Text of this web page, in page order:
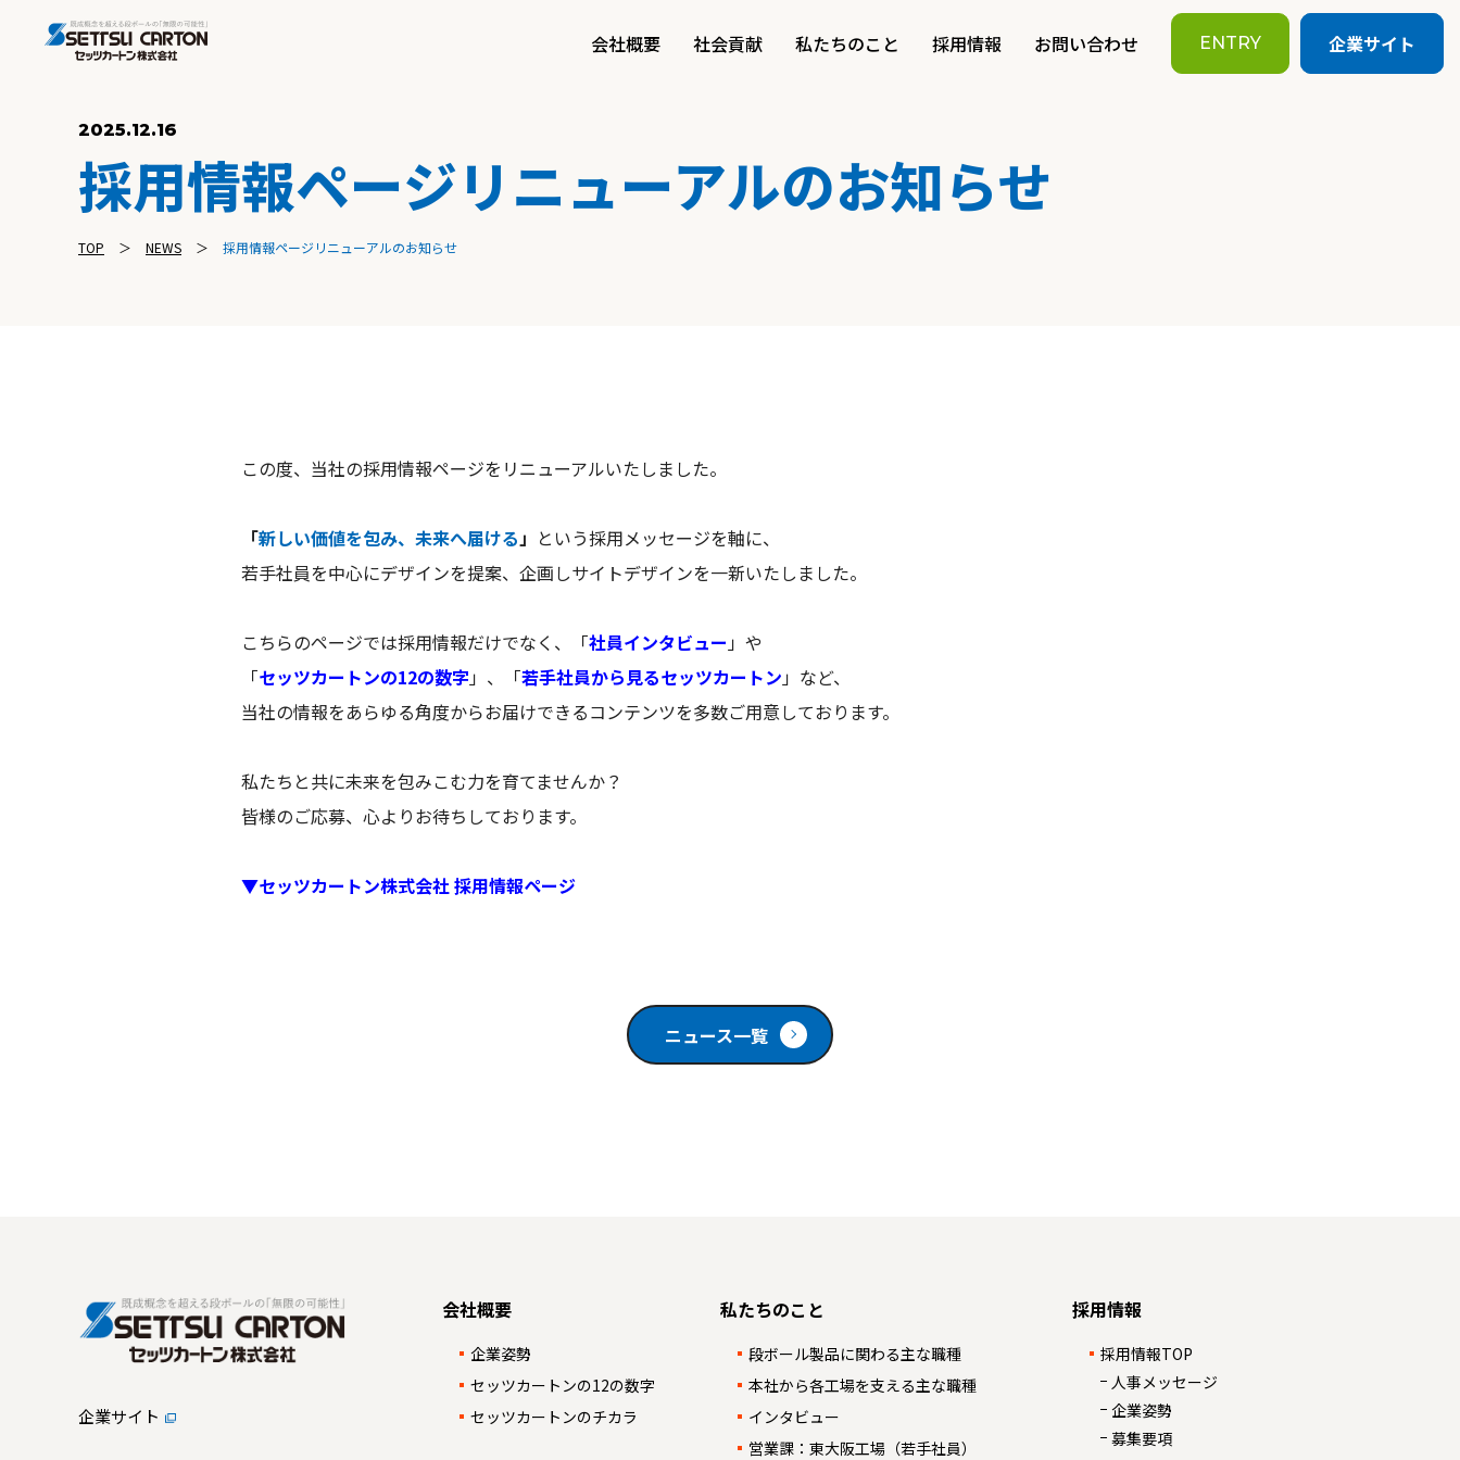
会社概要 社会貢献 私たちのこと 採用情報 お問い合わせ ENTRY 企業サイト
2025.12.16
採用情報ページリニューアルのお知らせ
TOP NEWS 採用情報ページリニューアルのお知らせ
この度、当社の採用情報ページをリニューアルいたしました。
「新しい価値を包み、未来へ届ける」 という採用メッセージを軸に、
若手社員を中心にデザインを提案、企画しサイトデザインを一新いたしました。
こちらのページでは採用情報だけでなく、「社員インタビュー」や
「セッツカートンの12の数字」、「若手社員から見るセッツカートン」など、
当社の情報をあらゆる角度からお届けできるコンテンツを多数ご用意しております。
私たちと共に未来を包みこむ力を育てませんか？
皆様のご応募、心よりお待ちしております。
▼セッツカートン株式会社 採用情報ページ
ニュース一覧
企業サイト
会社概要
企業姿勢
セッツカートンの12の数字
セッツカートンのチカラ
私たちのこと
段ボール製品に関わる主な職種
本社から各工場を支える主な職種
インタビュー
営業課：東大阪工場（若手社員）
採用情報
採用情報TOP
人事メッセージ
企業姿勢
募集要項